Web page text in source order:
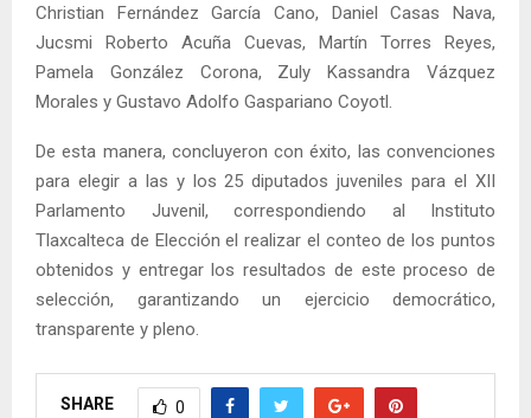
Christian Fernández García Cano, Daniel Casas Nava,
Jucsmi Roberto Acuña Cuevas, Martín Torres Reyes,
Pamela González Corona, Zuly Kassandra Vázquez
Morales y Gustavo Adolfo Gaspariano Coyotl.
De esta manera, concluyeron con éxito, las convenciones
para elegir a las y los 25 diputados juveniles para el XII
Parlamento Juvenil, correspondiendo al Instituto
Tlaxcalteca de Elección el realizar el conteo de los puntos
obtenidos y entregar los resultados de este proceso de
selección, garantizando un ejercicio democrático,
transparente y pleno.
SHARE 0